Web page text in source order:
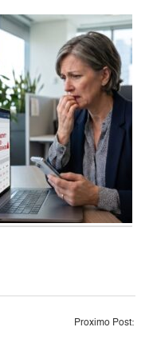
Proximo Post: